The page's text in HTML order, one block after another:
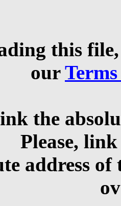
this
our
the
Please,
address